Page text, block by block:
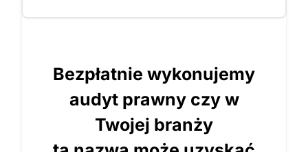
Bezpłatnie wykonujemy
audyt prawny czy w
Twojej branży